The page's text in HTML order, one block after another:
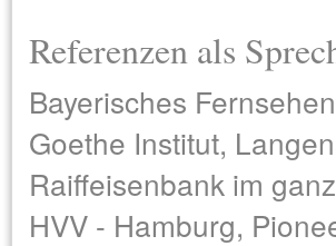
Referenzen als
Bayerisches
Goethe Institut,
Raiffeisenbank im
HVV - Hamburg,